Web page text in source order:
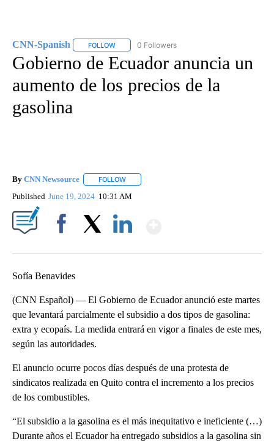
CNN-Spanish FOLLOW FOLLOW "CNN-SPANISH" TO RECEIVE
0 Followers
Gobierno de Ecuador anuncia un
aumento de los precios de la
gasolina
By CNN Newsource FOLLOW
Published June 19, 2024 10:31 AM
Sofía Benavides
(CNN Español) — El Gobierno de Ecuador anunció este martes
que levantará parcialmente el subsidio a dos tipos de gasolina:
extra y ecopaís. La medida entrará en vigor a finales de este mes,
según las autoridades.
El anuncio ocurre pocos días después de una protesta de
sindicatos realizada en Quito contra el incremento a los precios
de los combustibles.
“El subsidio a la gasolina es el más inequitativo e ineficiente (…)
Durante años el Ecuador ha entregado subsidios a la gasolina sin